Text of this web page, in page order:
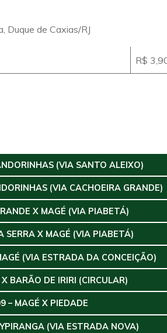
Duque de Caxias/RJ
R$
(VIA SANTO ALEIXO)
(VIA CACHOEIRA GRANDE)
X MAGÉ (VIA PIABETÁ)
SERRA X MAGÉ (VIA PIABETÁ)
(VIA ESTRADA DA CONCEIÇÃO)
BARÃO DE IRIRI (CIRCULAR)
– MAGÉ X PIEDADE
(VIA ESTRADA NOVA)